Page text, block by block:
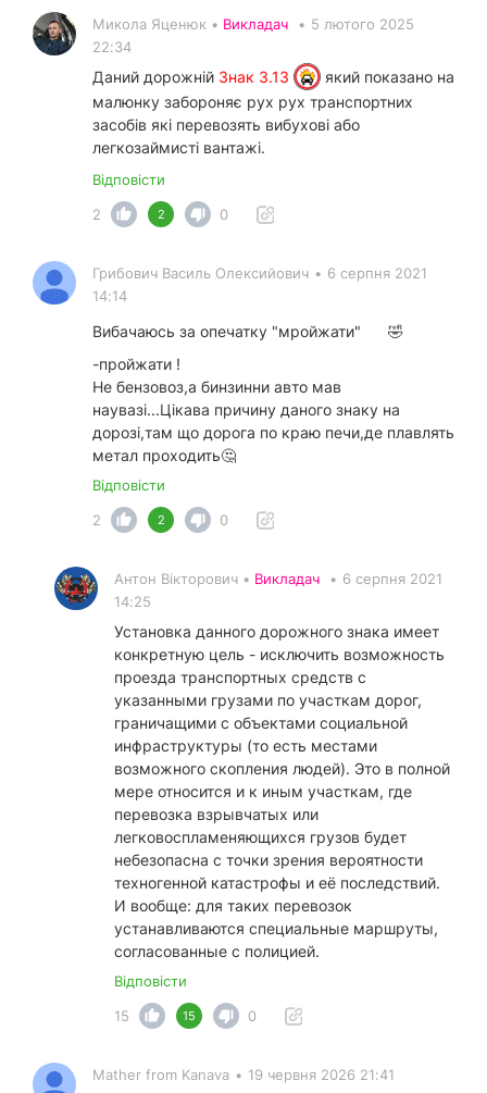
Микола Яценюк • Викладач • 5 лютого 2025
22:34
Даний дорожній Знак 3.13
який показано на
малюнку забороняє рух рух транспортних
засобів які перевозять вибухові або
легкозаймисті вантажі.
Відповісти
2
2 0
Грибович Василь Олексийович • 6 серпня 2021
14:14
Вибачаюсь за опечатку "мройжати"
🤣
-пройжати !
Не бензовоз,а бинзинни авто мав
наувазi...Цiкава причину даного знаку на
дорозi,там що дорога по краю печи,де плавлять
метал проходить🤔
Відповісти
2
2 0
Антон Вікторович • Викладач • 6 серпня 2021
14:25
Установка данного дорожного знака имеет
конкретную цель - исключить возможность
проезда транспортных средств с
указанными грузами по участкам дорог,
граничащими с объектами социальной
инфраструктуры (то есть местами
возможного скопления людей). Это в полной
мере относится и к иным участкам, где
перевозка взрывчатых или
легковоспламеняющихся грузов будет
небезопасна с точки зрения вероятности
техногенной катастрофы и её последствий.
И вообще: для таких перевозок
устанавливаются специальные маршруты,
согласованные с полицией.
Відповісти
15
15 0
Mather from Kanava • 19 червня 2026 21:41